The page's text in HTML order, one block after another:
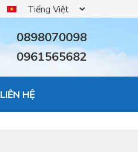
0898070098
0961565682
LIÊN HỆ